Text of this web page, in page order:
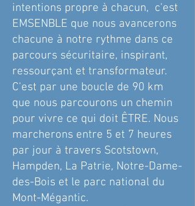
intentions propre à chacun, c'est
EMSENBLE que nous avancerons
chacune à notre rythme dans ce
parcours sécuritaire, inspirant,
ressourçant et transformateur.
C'est par une boucle de 90 km
que nous parcourons un chemin
pour vivre ce qui doit ÊTRE. Nous
marcherons entre 5 et 7 heures
par jour à travers Scotstown,
Hampden, La Patrie, Notre-Dame-
des-Bois et le parc national du
Mont-Mégantic.